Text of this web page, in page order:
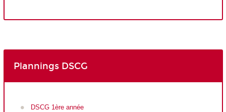
Plannings DSCG
DSCG 1ère année